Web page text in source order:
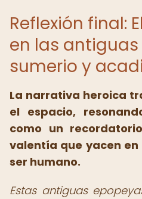
Reflexión final:
en las
sumerio y
La narrativa heroica
el espacio,
como un
valentía que yacen
ser humano.
Estas antiguas